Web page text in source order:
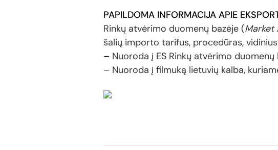
PAPILDOMA INFORMACIJA APIE
Rinkų atvėrimo duomenų bazėje (Market
šalių importo tarifus, procedūras,
– Nuoroda į ES Rinkų atvėrimo duomenų
– Nuoroda į filmuką lietuvių kalba,